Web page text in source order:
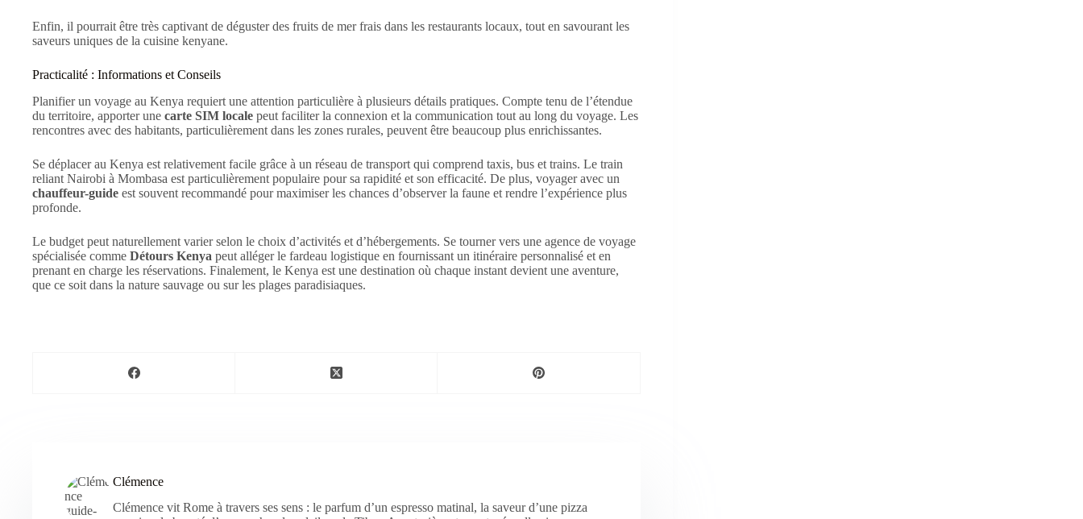
Enfin, il pourrait être très captivant de déguster des fruits de mer frais dans les restaurants locaux, tout en savourant les
saveurs uniques de la cuisine kenyane.
Practicalité : Informations et Conseils
Planifier un voyage au Kenya requiert une attention particulière à plusieurs détails pratiques. Compte tenu de l’étendue
du territoire, apporter une carte SIM locale peut faciliter la connexion et la communication tout au long du voyage. Les
rencontres avec des habitants, particulièrement dans les zones rurales, peuvent être beaucoup plus enrichissantes.
Se déplacer au Kenya est relativement facile grâce à un réseau de transport qui comprend taxis, bus et trains. Le train
reliant Nairobi à Mombasa est particulièrement populaire pour sa rapidité et son efficacité. De plus, voyager avec un
chauffeur-guide est souvent recommandé pour maximiser les chances d’observer la faune et rendre l’expérience plus
profonde.
Le budget peut naturellement varier selon le choix d’activités et d’hébergements. Se tourner vers une agence de voyage
spécialisée comme Détours Kenya peut alléger le fardeau logistique en fournissant un itinéraire personnalisé et en
prenant en charge les réservations. Finalement, le Kenya est une destination où chaque instant devient une aventure,
que ce soit dans la nature sauvage ou sur les plages paradisiaques.
Clémence
Clémence vit Rome à travers ses sens : le parfum d’un espresso matinal, la saveur d’une pizza